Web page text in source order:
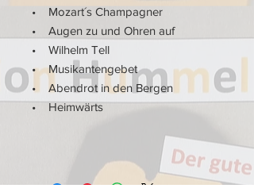
• Mozart´s Champagner
• Augen zu und Ohren auf
• Wilhelm Tell
• Musikantengebet
• Abendrot in den Bergen
• Heimwärts